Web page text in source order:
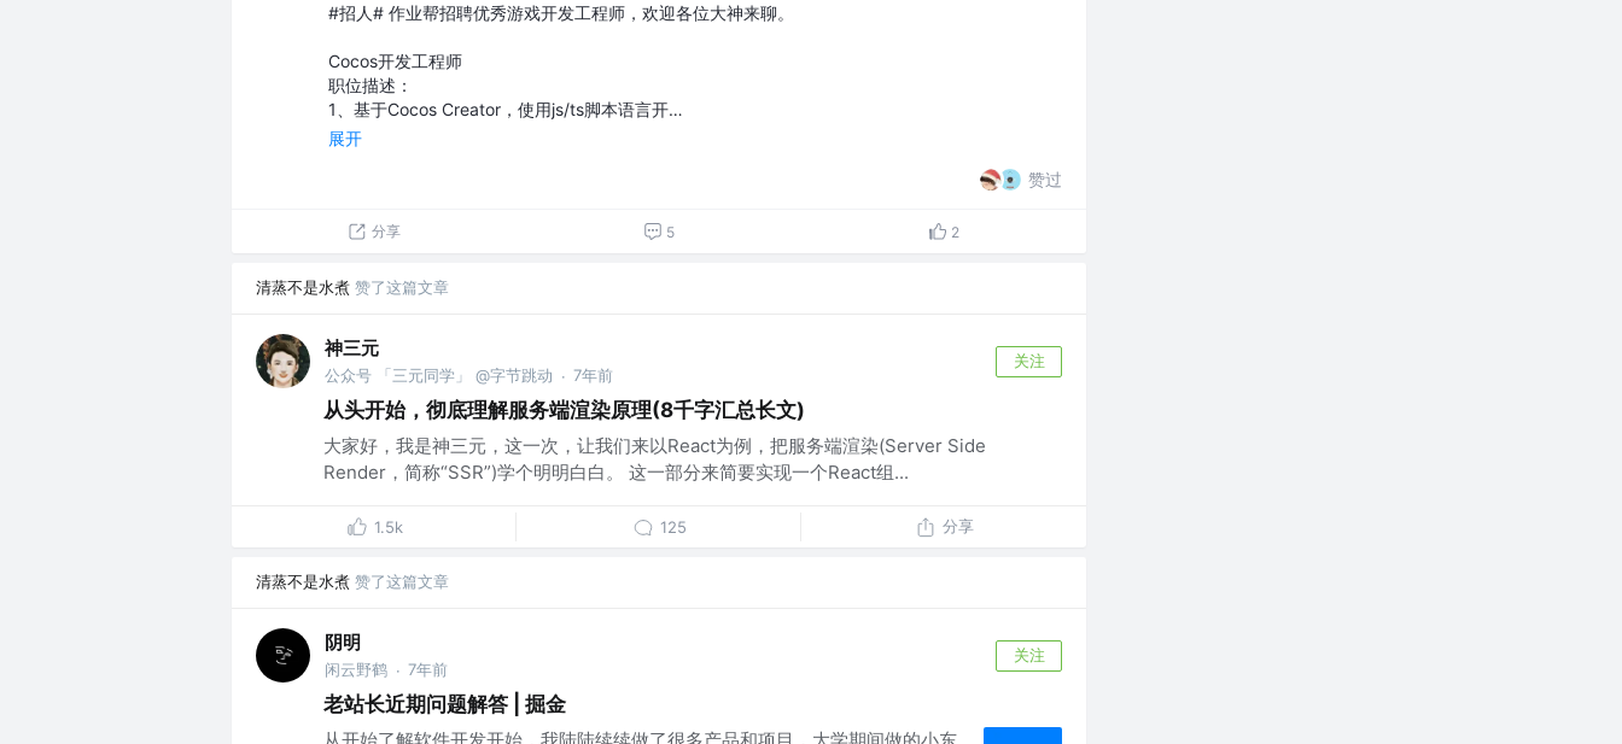
#招人# 作业帮招聘优秀游戏开发工程师，欢迎各位大神来聊。
Cocos开发工程师
职位描述：
1、基于Cocos Creator，使用js/ts脚本语言开…
展开
赞过
分享 5 2
清蒸不是水煮 赞了这篇文章
神三元
公众号 「三元同学」 @字节跳动 · 7年前
关注
从头开始，彻底理解服务端渲染原理(8千字汇总长文)
大家好，我是神三元，这一次，让我们来以React为例，把服务端渲染(Server Side
Render，简称“SSR”)学个明明白白。 这一部分来简要实现一个React组...
1.5k 125 分享
清蒸不是水煮 赞了这篇文章
阴明
闲云野鹤 · 7年前
关注
老站长近期问题解答 | 掘金